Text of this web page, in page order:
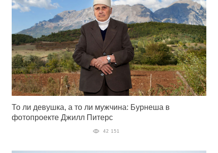
То ли девушка, а то ли мужчина: Бурнеша в
фотопроекте Джилл Питерс
42 151